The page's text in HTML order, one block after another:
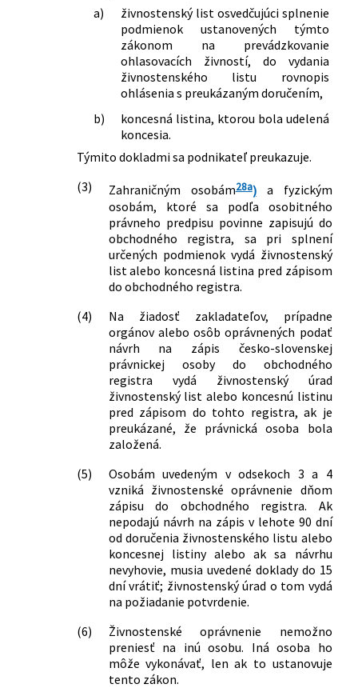
99/2007 Z. z.
Zákon, ktorým sa mení a dopĺňa zákon
č. 657/2004 Z. z. o tepelnej energetike a
ktorým sa dopĺňa zákon č. 455/1991 Zb.
o živnostenskom podnikaní
(živnostenský zákon) v znení
neskorších predpisov
193/2007 Z. z.
Zákon, ktorým sa mení a dopĺňa zákon
č. 338/2000 Z. z. o vnútrozemskej
plavbe a o zmene a doplnení
niektorých zákonov v znení neskorších
predpisov a o zmene a doplnení
niektorých zákonov
218/2007 Z. z.
Zákon o zákaze biologických zbraní a o
zmene a doplnení niektorých zákonov
358/2007 Z. z.
Zákon, ktorým sa mení a dopĺňa zákon
č. 455/1991 Zb. o živnostenskom
podnikaní (živnostenský zákon) v znení
neskorších predpisov a o zmene a
doplnení niektorých zákonov
577/2007 Z. z.
Zákon, ktorým sa mení a dopĺňa zákon
Slovenskej národnej rady č. 51/1988 Zb.
o banskej činnosti, výbušninách a o
štátnej banskej správe v znení
neskorších predpisov a o zmene a
doplnení niektorých zákonov
112/2008 Z. z.
Zákon, ktorým sa mení a dopĺňa zákon
č. 656/2004 Z. z. o energetike a o zmene
niektorých zákonov v znení neskorších
predpisov
445/2008 Z. z.
Zákon, ktorým sa menia a dopĺňajú
niektoré zákony v pôsobnosti
Ministerstva vnútra Slovenskej
republiky v súvislosti so zavedením
meny euro v Slovenskej republike
448/2008 Z. z.
Zákon o sociálnych službách a o zmene
a doplnení zákona č. 455/1991 Zb. o
živnostenskom podnikaní
(živnostenský zákon) v znení
neskorších predpisov
a)
živnostenský list osvedčujúci splnenie
podmienok ustanovených týmto
zákonom na prevádzkovanie
ohlasovacích živností, do vydania
živnostenského listu rovnopis
ohlásenia s preukázaným doručením,
b)
koncesná listina, ktorou bola udelená
koncesia.
Týmito dokladmi sa podnikateľ preukazuje.
(3)
Zahraničným osobám28a)a fyzickým
osobám, ktoré sa podľa osobitného
právneho predpisu povinne zapisujú do
obchodného registra, sa pri splnení
určených podmienok vydá živnostenský
list alebo koncesná listina pred zápisom
do obchodného registra.
(4)
Na žiadosť zakladateľov, prípadne
orgánov alebo osôb oprávnených podať
návrh na zápis česko-slovenskej
právnickej osoby do obchodného
registra vydá živnostenský úrad
živnostenský list alebo koncesnú listinu
pred zápisom do tohto registra, ak je
preukázané, že právnická osoba bola
založená.
(5)
Osobám uvedeným v odsekoch 3 a 4
vzniká živnostenské oprávnenie dňom
zápisu do obchodného registra. Ak
nepodajú návrh na zápis v lehote 90 dní
od doručenia živnostenského listu alebo
koncesnej listiny alebo ak sa návrhu
nevyhovie, musia uvedené doklady do 15
dní vrátiť; živnostenský úrad o tom vydá
na požiadanie potvrdenie.
(6)
Živnostenské oprávnenie nemožno
preniesť na inú osobu. Iná osoba ho
môže vykonávať, len ak to ustanovuje
tento zákon.